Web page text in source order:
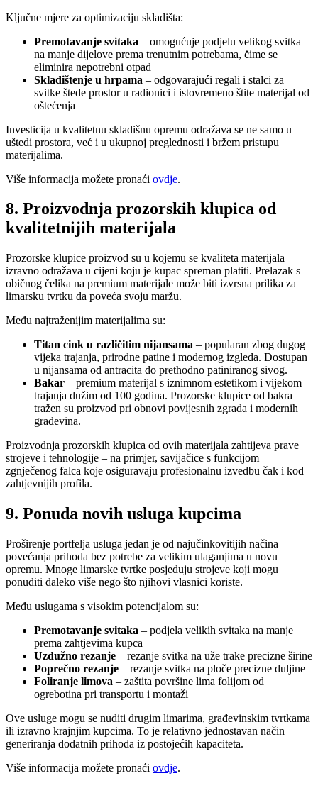
Ključne mjere za optimizaciju skladišta:
Premotavanje svitaka – omogućuje podjelu velikog svitka
na manje dijelove prema trenutnim potrebama, čime se
eliminira nepotrebni otpad
Skladištenje u hrpama – odgovarajući regali i stalci za
svitke štede prostor u radionici i istovremeno štite materijal od
oštećenja
Investicija u kvalitetnu skladišnu opremu odražava se ne samo u
uštedi prostora, već i u ukupnoj preglednosti i bržem pristupu
materijalima.
Više informacija možete pronaći ovdje.
8. Proizvodnja prozorskih klupica od
kvalitetnijih materijala
Prozorske klupice proizvod su u kojemu se kvaliteta materijala
izravno odražava u cijeni koju je kupac spreman platiti. Prelazak s
običnog čelika na premium materijale može biti izvrsna prilika za
limarsku tvrtku da poveća svoju maržu.
Među najtraženijim materijalima su:
Titan cink u različitim nijansama – popularan zbog dugog
vijeka trajanja, prirodne patine i modernog izgleda. Dostupan
u nijansama od antracita do prethodno patiniranog sivog.
Bakar – premium materijal s iznimnom estetikom i vijekom
trajanja dužim od 100 godina. Prozorske klupice od bakra
tražen su proizvod pri obnovi povijesnih zgrada i modernih
građevina.
Proizvodnja prozorskih klupica od ovih materijala zahtijeva prave
strojeve i tehnologije – na primjer, savijačice s funkcijom
zgnječenog falca koje osiguravaju profesionalnu izvedbu čak i kod
zahtjevnijih profila.
9. Ponuda novih usluga kupcima
Proširenje portfelja usluga jedan je od najučinkovitijih načina
povećanja prihoda bez potrebe za velikim ulaganjima u novu
opremu. Mnoge limarske tvrtke posjeduju strojeve koji mogu
ponuditi daleko više nego što njihovi vlasnici koriste.
Među uslugama s visokim potencijalom su:
Premotavanje svitaka – podjela velikih svitaka na manje
prema zahtjevima kupca
Uzdužno rezanje – rezanje svitka na uže trake precizne širine
Poprečno rezanje – rezanje svitka na ploče precizne duljine
Foliranje limova – zaštita površine lima folijom od
ogrebotina pri transportu i montaži
Ove usluge mogu se nuditi drugim limarima, građevinskim tvrtkama
ili izravno krajnjim kupcima. To je relativno jednostavan način
generiranja dodatnih prihoda iz postojećih kapaciteta.
Više informacija možete pronaći ovdje.